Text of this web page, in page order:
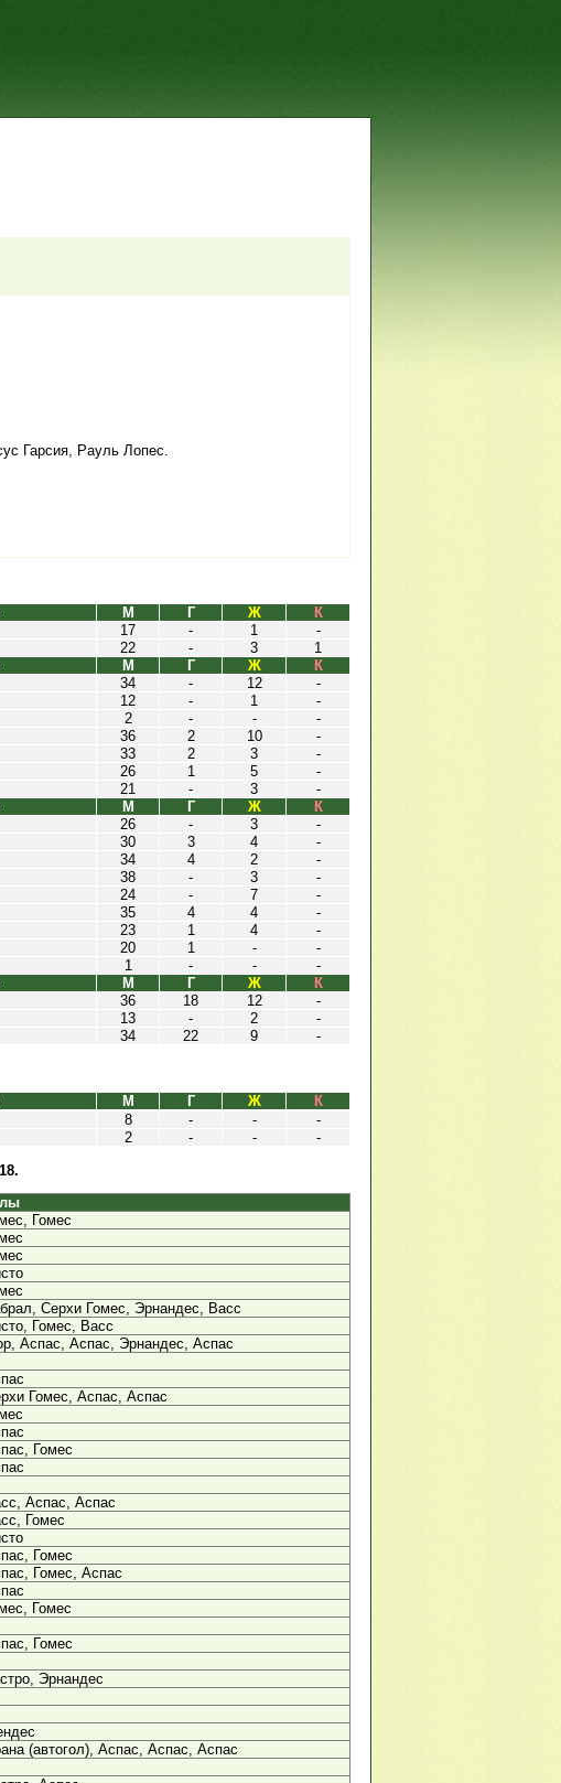
Гарсия, Рауль Лопес.
М Г Ж
К
17 - 1
-
22 - 3
1
М Г Ж
К
34 - 12
-
12 - 1
-
2 - -
-
36 2 10
-
33 2 3
-
26 1 5
-
21 - 3
-
М Г Ж
К
26 - 3
-
30 3 4
-
34 4 2
-
38 - 3
-
24 - 7
-
35 4 4
-
23 1 4
-
20 1 -
-
1 - -
-
М Г Ж
К
36 18 12
-
13 - 2
-
34 22 9
-
М Г Ж
К
8 - -
-
2 - -
-
Гомес
Серхи Гомес, Эрнандес, Васс
Гомес, Васс
Аспас, Аспас, Эрнандес, Аспас
Гомес, Аспас, Аспас
Гомес
Аспас, Аспас
Гомес
Гомес
Гомес, Аспас
Гомес
Гомес
Эрнандес
(автогол), Аспас, Аспас, Аспас